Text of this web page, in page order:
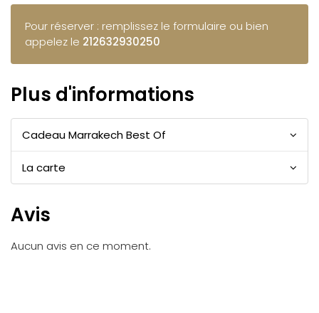
Pour réserver : remplissez le formulaire ou bien
appelez le 212632930250
Plus d'informations
Cadeau Marrakech Best Of
La carte
Avis
Aucun avis en ce moment.